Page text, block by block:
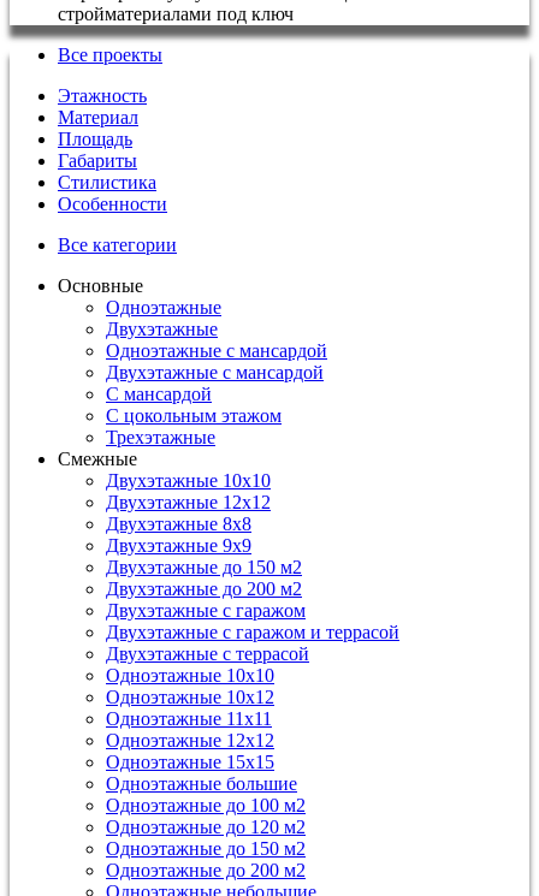
стройматериалами под ключ
Все проекты
Этажность
Материал
Площадь
Габариты
Стилистика
Особенности
Все категории
Основные
Одноэтажные
Двухэтажные
Одноэтажные с мансардой
Двухэтажные с мансардой
С мансардой
С цокольным этажом
Трехэтажные
Смежные
Двухэтажные 10х10
Двухэтажные 12х12
Двухэтажные 8х8
Двухэтажные 9х9
Двухэтажные до 150 м2
Двухэтажные до 200 м2
Двухэтажные с гаражом
Двухэтажные с гаражом и террасой
Двухэтажные с террасой
Одноэтажные 10х10
Одноэтажные 10х12
Одноэтажные 11х11
Одноэтажные 12х12
Одноэтажные 15х15
Одноэтажные большие
Одноэтажные до 100 м2
Одноэтажные до 120 м2
Одноэтажные до 150 м2
Одноэтажные до 200 м2